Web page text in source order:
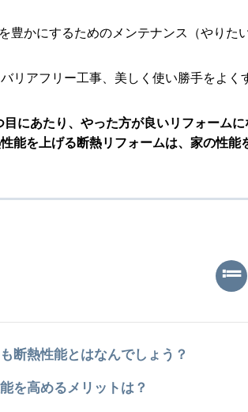
かにするためのメンテナンス（やりたい
フリー工事、美しく使い勝手をよくす
目にあたり、やった方が良いリフォーム
能を上げる断熱リフォームは、家の性
断熱性能とはなんでしょう？
を高めるメリットは？